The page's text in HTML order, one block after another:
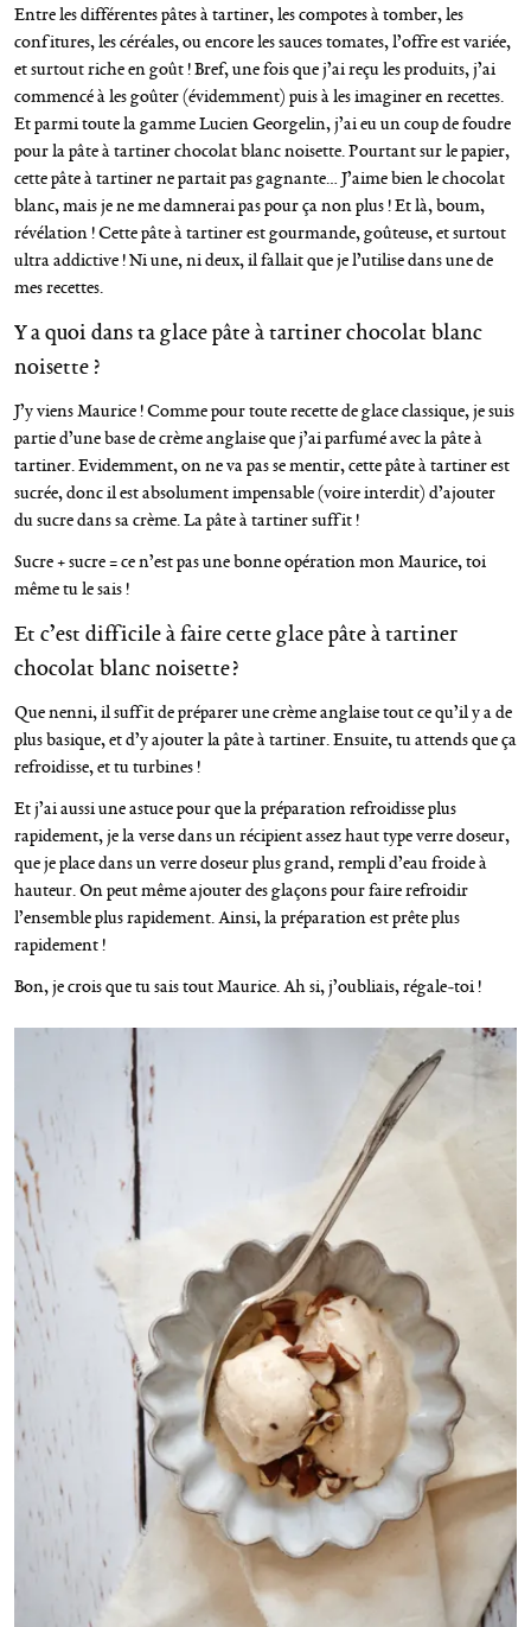
Entre les différentes pâtes à tartiner, les compotes à tomber, les
confitures, les céréales, ou encore les sauces tomates, l’offre est variée,
et surtout riche en goût ! Bref, une fois que j’ai reçu les produits, j’ai
commencé à les goûter (évidemment) puis à les imaginer en recettes.
Et parmi toute la gamme Lucien Georgelin, j’ai eu un coup de foudre
pour la pâte à tartiner chocolat blanc noisette. Pourtant sur le papier,
cette pâte à tartiner ne partait pas gagnante… J’aime bien le chocolat
blanc, mais je ne me damnerai pas pour ça non plus ! Et là, boum,
révélation ! Cette pâte à tartiner est gourmande, goûteuse, et surtout
ultra addictive ! Ni une, ni deux, il fallait que je l’utilise dans une de
mes recettes.
Y a quoi dans ta glace pâte à tartiner chocolat blanc
noisette ?
J’y viens Maurice ! Comme pour toute recette de glace classique, je suis
partie d’une base de crème anglaise que j’ai parfumé avec la pâte à
tartiner. Evidemment, on ne va pas se mentir, cette pâte à tartiner est
sucrée, donc il est absolument impensable (voire interdit) d’ajouter
du sucre dans sa crème. La pâte à tartiner suffit !
Sucre + sucre = ce n’est pas une bonne opération mon Maurice, toi
même tu le sais !
Et c’est difficile à faire cette glace pâte à tartiner
chocolat blanc noisette ?
Que nenni, il suffit de préparer une crème anglaise tout ce qu’il y a de
plus basique, et d’y ajouter la pâte à tartiner. Ensuite, tu attends que ça
refroidisse, et tu turbines !
Et j’ai aussi une astuce pour que la préparation refroidisse plus
rapidement, je la verse dans un récipient assez haut type verre doseur,
que je place dans un verre doseur plus grand, rempli d’eau froide à
hauteur. On peut même ajouter des glaçons pour faire refroidir
l’ensemble plus rapidement. Ainsi, la préparation est prête plus
rapidement !
Bon, je crois que tu sais tout Maurice. Ah si, j’oubliais, régale-toi !